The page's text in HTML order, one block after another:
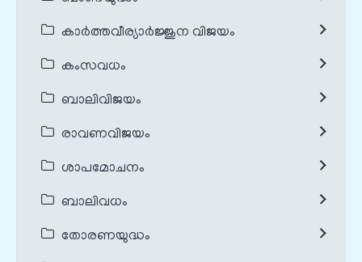
കാർത്തവീര്യാർജ്ജുന വിജയം
കംസവധം
ബാലിവിജയം
രാവണവിജയം
ശാപമോചനം
ബാലിവധം
തോരണയുദ്ധം